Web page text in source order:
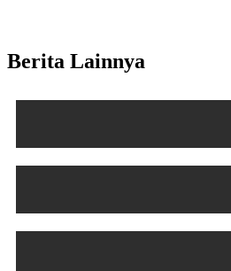
Berita Lainnya